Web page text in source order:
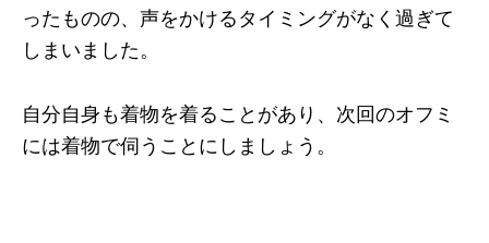
ったものの、声をかけるタイミングがなく過ぎて
しまいました。
自分自身も着物を着ることがあり、次回のオフミ
には着物で伺うことにしましょう。